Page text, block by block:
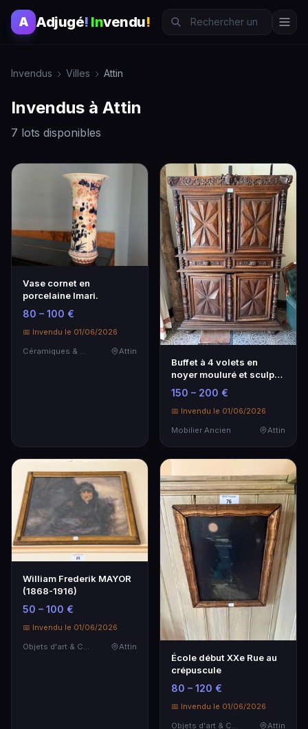
A Adjugé! Invendu!
Invendus Villes Attin
Invendus à Attin
7 lots disponibles
Vase cornet en
porcelaine Imari.
80 – 100 €
📅 Invendu le 01/06/2026
Attin
Buffet à 4 volets en
noyer mouluré et sculpté
de pointes de …
150 – 200 €
📅 Invendu le 01/06/2026
Mobilier Ancien
Attin
William Frederik MAYOR
(1868-1916)
50 – 100 €
📅 Invendu le 01/06/2026
Attin
École début XXe Rue au
crépuscule
80 – 120 €
📅 Invendu le 01/06/2026
Objets d'art & Curiosités
Attin